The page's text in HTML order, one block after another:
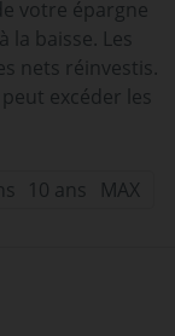
votre épargne
la baisse. Les
nets réinvestis.
excéder les
10 ans MAX